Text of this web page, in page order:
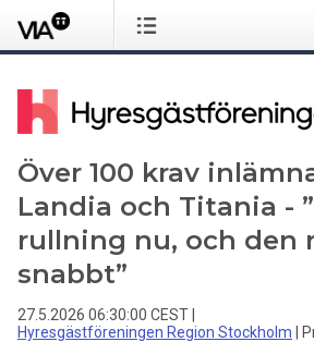
Över 100 krav
Landia och Titania -
rullning nu, och den
snabbt”
27.5.2026 06:30:00 CEST
Hyresgästföreningen Region Stockholm